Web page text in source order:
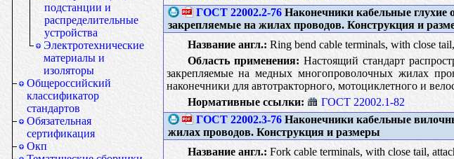
подстанции и
распределительные
устройства
Электротехнические
материалы и
изоляторы
Общероссийский
классификатор
стандартов
Обязательная
сертификация
Окп
ГОСТ 22002.2-76Наконечники кабельные глухие
закрепляемые на жилах проводов. Конструкция и
Название англ.: Ring bend cable terminals, with close
Область применения: Настоящий стандарт
закрепляемые на медных многопроволочных жилах
наконечники для автотракторного, мотоциклетного и
Нормативные ссылки:
ГОСТ 22002.1-82
ГОСТ 22002.3-76Наконечники кабельные
жилах проводов. Конструкция и размеры
Название англ.: Fork cable terminals, with close tail,